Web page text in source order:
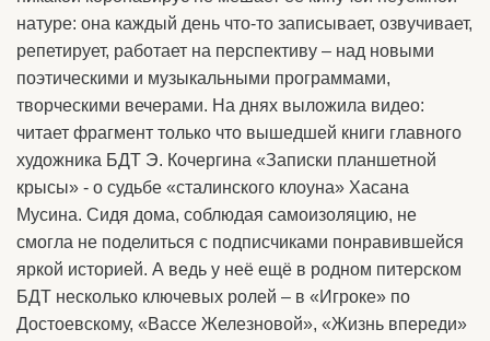
натуре: она каждый день что-то записывает, озвучивает,
репетирует, работает на перспективу – над новыми
поэтическими и музыкальными программами,
творческими вечерами. На днях выложила видео:
читает фрагмент только что вышедшей книги главного
художника БДТ Э. Кочергина «Записки планшетной
крысы» - о судьбе «сталинского клоуна» Хасана
Мусина. Сидя дома, соблюдая самоизоляцию, не
смогла не поделиться с подписчиками понравившейся
яркой историей. А ведь у неё ещё в родном питерском
БДТ несколько ключевых ролей – в «Игроке» по
Достоевскому, «Вассе Железновой», «Жизнь впереди»